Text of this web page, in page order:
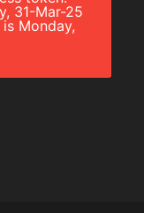
31-Mar-25
Monday,